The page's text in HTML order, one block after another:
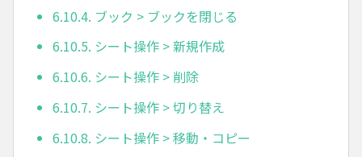
6.10.4. ブック > ブックを閉じる
6.10.5. シート操作 > 新規作成
6.10.6. シート操作 > 削除
6.10.7. シート操作 > 切り替え
6.10.8. シート操作 > 移動・コピー